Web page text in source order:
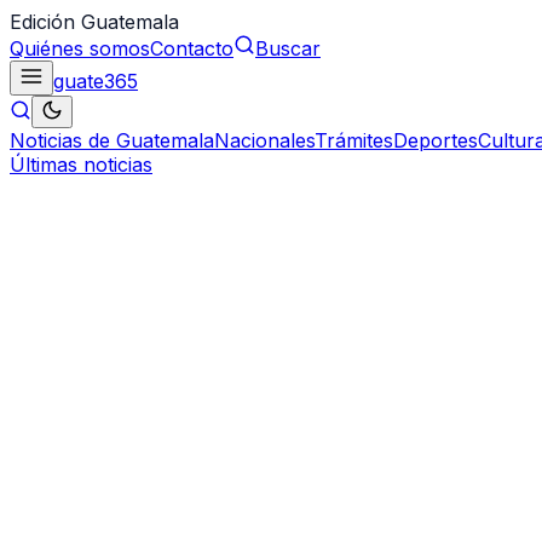
Edición Guatemala
Quiénes somosContacto
Buscar
guate365
Noticias de GuatemalaNacionalesTrámitesDeportes
Últimas noticias